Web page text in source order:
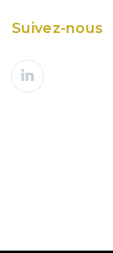
Suivez-nous